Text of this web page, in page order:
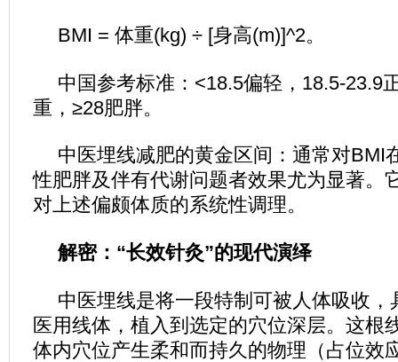
BMI = 体重(kg) ÷ [身高(m)]^2。
中国参考标准：<18.5偏轻，18.5-23.9
重，≥28肥胖。
中医埋线减肥的黄金区间：通常对BMI
性肥胖及伴有代谢问题者效果尤为显著。
对上述偏颇体质的系统性调理。
解密：“长效针灸”的现代演绎
中医埋线是将一段特制可被人体吸收，
医用线体，植入到选定的穴位深层。这根
体内穴位产生柔和而持久的物理（占位效